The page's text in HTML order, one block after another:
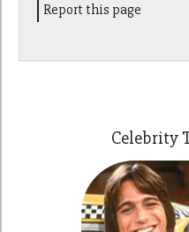
Report this page
Celebrity